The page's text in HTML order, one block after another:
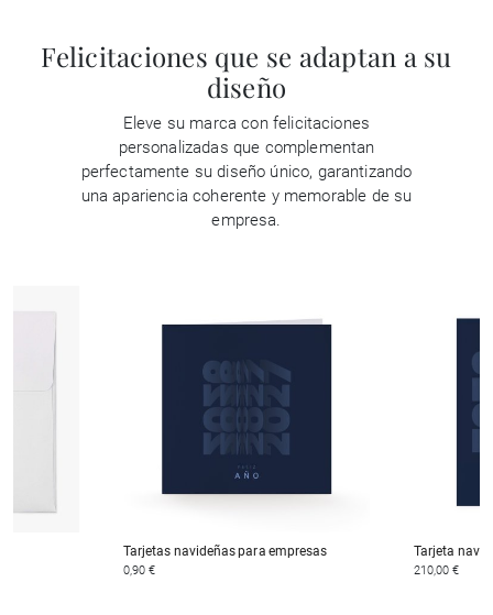
Felicitaciones que se adaptan a su
diseño
Eleve su marca con felicitaciones
personalizadas que complementan
perfectamente su diseño único, garantizando
una apariencia coherente y memorable de su
empresa.
Tarjetas navideñas para empresas
0,90 €
Tarjeta
210,00 €